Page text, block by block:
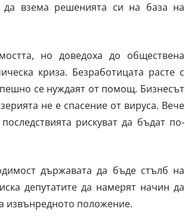
взема решенията си на база на
но доведоха до обществена
криза. Безработицата расте с
се нуждаят от помощ. Бизнесът
не е спасение от вируса. Вече
рискуват да бъдат по-
държавата да бъде стълб на
депутатите да намерят начин да
извънредното положение.